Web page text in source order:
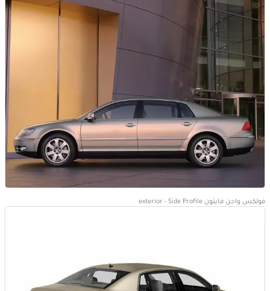
فولكس واجن فايتون exterior - Side Profile